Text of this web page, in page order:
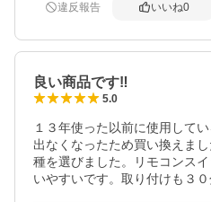
違反報告 いいね0
良い商品です‼️
5.0
１３年使った以前に使用して
出なくなったため買い換えま
種を選びました。リモコンス
いやすいです。取り付けも３０